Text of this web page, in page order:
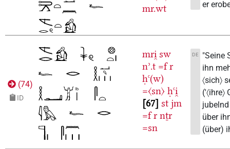
mr.wt
er
(74)
ID
mri̯ sw
nʾ.t =f r
ḥꜥ(w)
=〈sn〉 ḥꜥi̯
67 st jm
=f r nṯr
=sn
DE
"Seine
ihn
〈sich〉
über
(über)